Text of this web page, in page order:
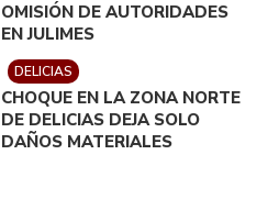
OMISIÓN DE AUTORIDADES
EN JULIMES
DELICIAS
CHOQUE EN LA ZONA NORTE
DE DELICIAS DEJA SOLO
DAÑOS MATERIALES